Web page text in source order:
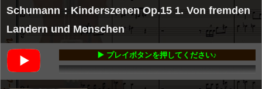
Schumann：Kinderszenen Op.15 1. Von fremden
Landern und Menschen
▶️ プレイボタンを押してください♪